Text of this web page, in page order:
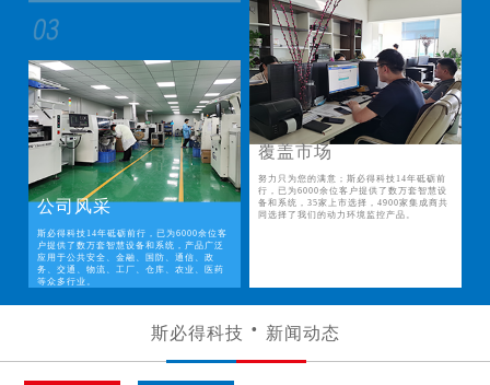
公司风采
斯必得科技14年砥砺前行，已为6000余位客
户提供了数万套智慧设备和系统，产品广泛
应用于公共安全、金融、国防、通信、政
务、交通、物流、工厂、仓库、农业、医药
等众多行业。
覆盖市场
努力只为您的满意；斯必得科技14年砥砺前
行，已为6000余位客户提供了数万套智慧设
备和系统，35家上市选择，4900家集成商共
同选择了我们的动力环境监控产品。
斯必得科技 新闻动态